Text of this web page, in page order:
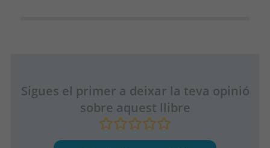
Sigues el primer a deixar la teva opinió
sobre aquest llibre